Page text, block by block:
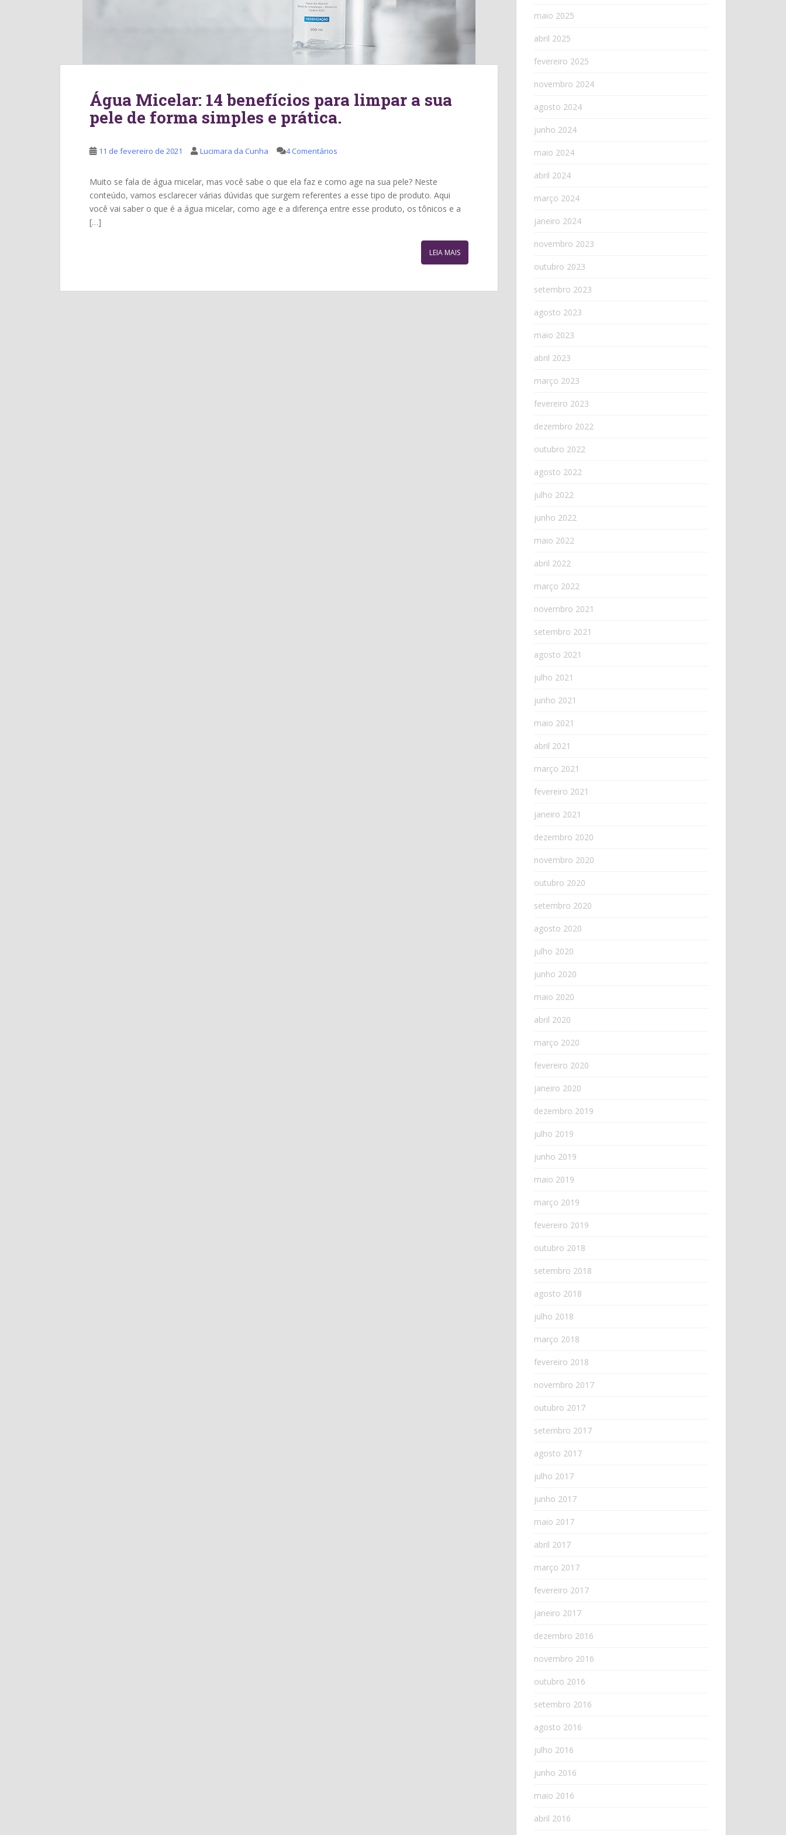
Água Micelar: 14 benefícios para limpar a sua
pele de forma simples e prática.
11 de fevereiro de 2021 Lucimara da Cunha 4 Comentários
Muito se fala de água micelar, mas você sabe o que ela faz e como age na sua pele? Neste
conteúdo, vamos esclarecer várias dúvidas que surgem referentes a esse tipo de produto. Aqui
você vai saber o que é a água micelar, como age e a diferença entre esse produto, os tônicos e a
[…]
LEIA MAIS
maio 2025
abril 2025
fevereiro 2025
novembro 2024
agosto 2024
junho 2024
maio 2024
abril 2024
março 2024
janeiro 2024
novembro 2023
outubro 2023
setembro 2023
agosto 2023
maio 2023
abril 2023
março 2023
fevereiro 2023
dezembro 2022
outubro 2022
agosto 2022
julho 2022
junho 2022
maio 2022
abril 2022
março 2022
novembro 2021
setembro 2021
agosto 2021
julho 2021
junho 2021
maio 2021
abril 2021
março 2021
fevereiro 2021
janeiro 2021
dezembro 2020
novembro 2020
outubro 2020
setembro 2020
agosto 2020
julho 2020
junho 2020
maio 2020
abril 2020
março 2020
fevereiro 2020
janeiro 2020
dezembro 2019
julho 2019
junho 2019
maio 2019
março 2019
fevereiro 2019
outubro 2018
setembro 2018
agosto 2018
julho 2018
março 2018
fevereiro 2018
novembro 2017
outubro 2017
setembro 2017
agosto 2017
julho 2017
junho 2017
maio 2017
abril 2017
março 2017
fevereiro 2017
janeiro 2017
dezembro 2016
novembro 2016
outubro 2016
setembro 2016
agosto 2016
julho 2016
junho 2016
maio 2016
abril 2016